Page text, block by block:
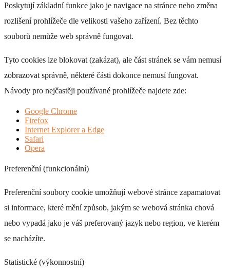
Poskytují základní funkce jako je navigace na stránce nebo změna
rozlišení prohlížeče dle velikosti vašeho zařízení. Bez těchto
souborů nemůže web správně fungovat.
Tyto cookies lze blokovat (zakázat), ale část stránek se vám nemusí
zobrazovat správně, některé části dokonce nemusí fungovat.
Návody pro nejčastěji používané prohlížeče najdete zde:
Google Chrome
Firefox
Internet Explorer a Edge
Safari
Opera
Preferenční (funkcionální)
Preferenční soubory cookie umožňují webové stránce zapamatovat
si informace, které mění způsob, jakým se webová stránka chová
nebo vypadá jako je váš preferovaný jazyk nebo region, ve kterém
se nacházíte.
Statistické (výkonnostní)